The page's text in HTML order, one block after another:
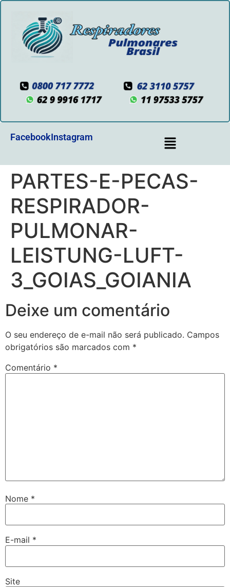
FacebookInstagram
PARTES-E-PECAS-
RESPIRADOR-
PULMONAR-
LEISTUNG-LUFT-
3_GOIAS_GOIANIA
Deixe um comentário
O seu endereço de e-mail não será publicado. Campos
obrigatórios são marcados com *
Comentário *
Nome *
E-mail *
Site